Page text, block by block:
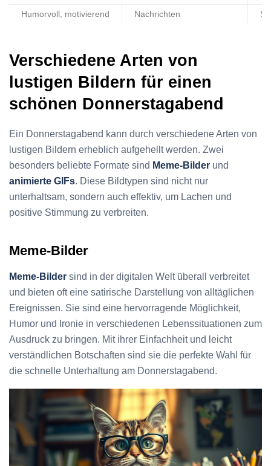
Humorvoll, motivierend Nachrichten
Verschiedene Arten von
lustigen Bildern für einen
schönen Donnerstagabend
Ein Donnerstagabend kann durch verschiedene Arten von
lustigen Bildern erheblich aufgehellt werden. Zwei
besonders beliebte Formate sind Meme-Bilder und
animierte GIFs. Diese Bildtypen sind nicht nur
unterhaltsam, sondern auch effektiv, um Lachen und
positive Stimmung zu verbreiten.
Meme-Bilder
Meme-Bilder sind in der digitalen Welt überall verbreitet
und bieten oft eine satirische Darstellung von alltäglichen
Ereignissen. Sie sind eine hervorragende Möglichkeit,
Humor und Ironie in verschiedenen Lebenssituationen zum
Ausdruck zu bringen. Mit ihrer Einfachheit und leicht
verständlichen Botschaften sind sie die perfekte Wahl für
die schnelle Unterhaltung am Donnerstagabend.